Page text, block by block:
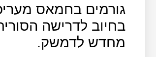
גורמים בחמאס
בחיוב לדרישה
מחדש לדמשק.